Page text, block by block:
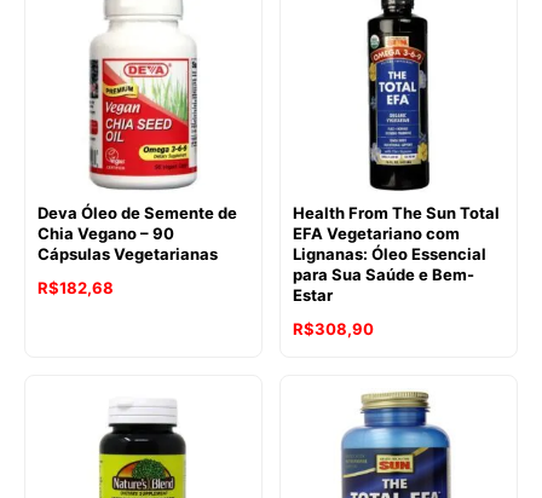
Deva Óleo de Semente de
Chia Vegano – 90
Cápsulas Vegetarianas
R$182,68
Health From The Sun Total
EFA Vegetariano com
Lignanas: Óleo Essencial
para Sua Saúde e Bem-
Estar
R$308,90